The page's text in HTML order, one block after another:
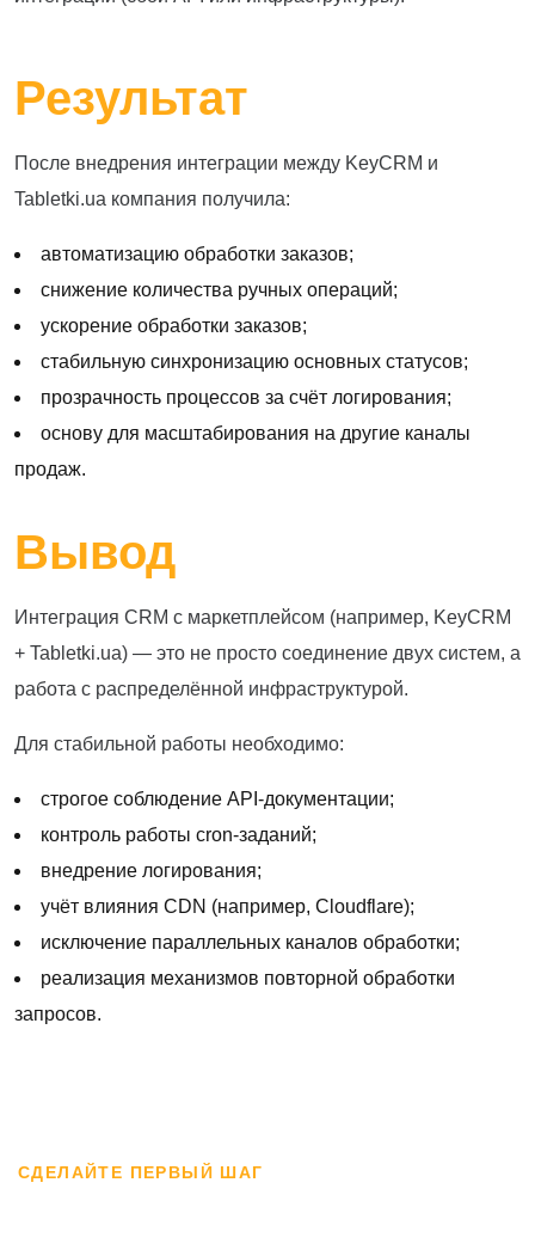
Результат
После внедрения интеграции между KeyCRM и
Tabletki.ua компания получила:
автоматизацию обработки заказов;
снижение количества ручных операций;
ускорение обработки заказов;
стабильную синхронизацию основных статусов;
прозрачность процессов за счёт логирования;
основу для масштабирования на другие каналы
продаж.
Вывод
Интеграция CRM с маркетплейсом (например, KeyCRM
+ Tabletki.ua) — это не просто соединение двух систем, а
работа с распределённой инфраструктурой.
Для стабильной работы необходимо:
строгое соблюдение API-документации;
контроль работы cron-заданий;
внедрение логирования;
учёт влияния CDN (например, Cloudflare);
исключение параллельных каналов обработки;
реализация механизмов повторной обработки
запросов.
СДЕЛАЙТЕ ПЕРВЫЙ ШАГ